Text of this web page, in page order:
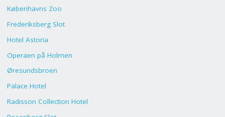
Københavns Zoo
Frederiksberg Slot
Hotel Astoria
Operaen på Holmen
Øresundsbroen
Palace Hotel
Radisson Collection Hotel